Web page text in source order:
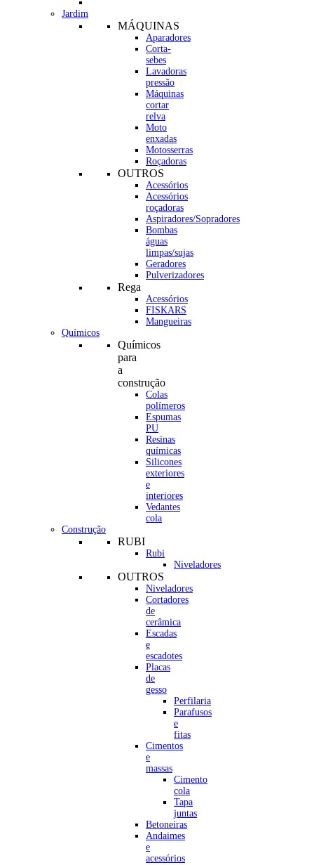
Jardim
MÁQUINAS
Aparadores
Corta-
sebes
Lavadoras
pressão
Máquinas
cortar
relva
Moto
enxadas
Motosserras
Roçadoras
OUTROS
Acessórios
Acessórios
roçadoras
Aspiradores/Sopradores
Bombas
águas
limpas/sujas
Geradores
Pulverizadores
Rega
Acessórios
FISKARS
Mangueiras
Químicos
Químicos
para
a
construção
Colas
polímeros
Espumas
PU
Resinas
químicas
Silicones
exteriores
e
interiores
Vedantes
cola
Construção
RUBI
Rubi
Niveladores
OUTROS
Niveladores
Cortadores
de
cerâmica
Escadas
e
escadotes
Placas
de
gesso
Perfilaria
Parafusos
e
fitas
Cimentos
e
massas
Cimento
cola
Tapa
juntas
Betoneiras
Andaimes
e
acessórios